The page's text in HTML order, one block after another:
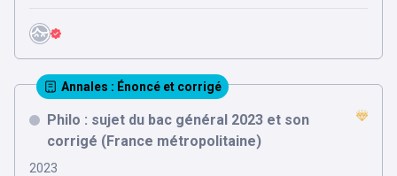
Annales : Énoncé et corrigé
Philo : sujet du bac général 2023 et son
corrigé (France métropolitaine)
2023